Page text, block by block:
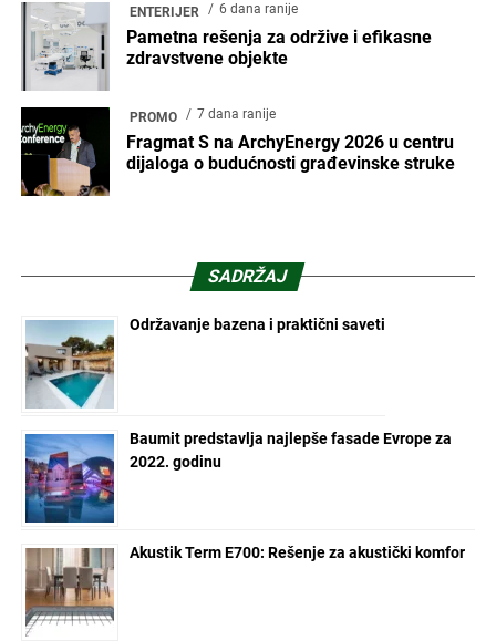
ENTERIJER 6 dana ranije
Pametna rešenja za održive i efikasne
zdravstvene objekte
PROMO 7 dana ranije
Fragmat S na ArchyEnergy 2026 u centru
dijaloga o budućnosti građevinske struke
SADRŽAJ
Održavanje bazena i praktični saveti
Baumit predstavlja najlepše fasade Evrope za
2022. godinu
Akustik Term E700: Rešenje za akustički komfor